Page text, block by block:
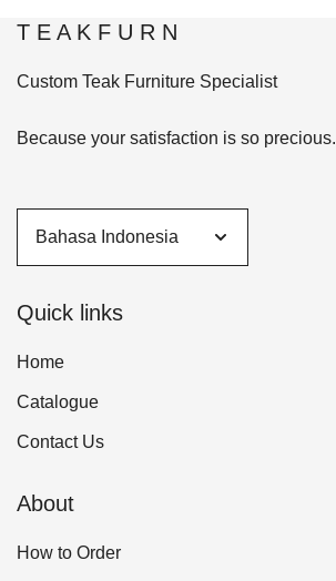
T E A K F U R N
Custom Teak Furniture Specialist
Because your satisfaction is so precious.
Quick links
Home
Catalogue
Contact Us
About
How to Order